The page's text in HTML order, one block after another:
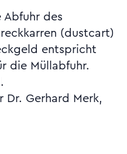
Abfuhr des
(dustcart)
entspricht
die Müllabfuhr.
Gerhard Merk,